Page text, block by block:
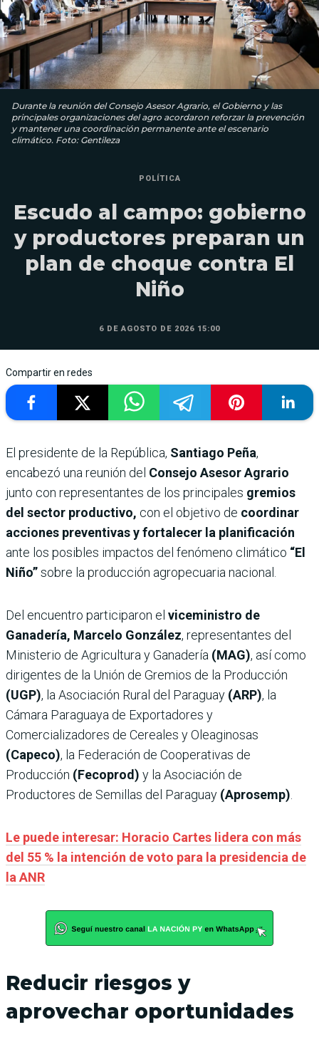
Durante la reunión del Consejo Asesor Agrario, el Gobierno y las
principales organizaciones del agro acordaron reforzar la prevención
y mantener una coordinación permanente ante el escenario
climático. Foto: Gentileza
POLÍTICA
Escudo al campo: gobierno
y productores preparan un
plan de choque contra El
Niño
6 DE AGOSTO DE 2026 15:00
Compartir en redes
El presidente de la República, Santiago Peña,
encabezó una reunión del Consejo Asesor Agrario
junto con representantes de los principales gremios
del sector productivo, con el objetivo de coordinar
acciones preventivas y fortalecer la planificación
ante los posibles impactos del fenómeno climático “El
Niño”sobre la producción agropecuaria nacional.
Del encuentro participaron el viceministro de
Ganadería, Marcelo González, representantes del
Ministerio de Agricultura y Ganadería (MAG), así como
dirigentes de la Unión de Gremios de la Producción
(UGP), la Asociación Rural del Paraguay (ARP), la
Cámara Paraguaya de Exportadores y
Comercializadores de Cereales y Oleaginosas
(Capeco), la Federación de Cooperativas de
Producción (Fecoprod) y la Asociación de
Productores de Semillas del Paraguay (Aprosemp)
Le puede interesar: Horacio Cartes lidera con más
del 55 % la intención de voto para la presidencia de
la ANR
Reducir riesgos y
aprovechar oportunidades